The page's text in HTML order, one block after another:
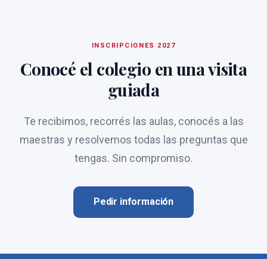
INSCRIPCIONES 2027
Conocé el colegio en una visita
guiada
Te recibimos, recorrés las aulas, conocés a las
maestras y resolvemos todas las preguntas que
tengas. Sin compromiso.
Pedir información